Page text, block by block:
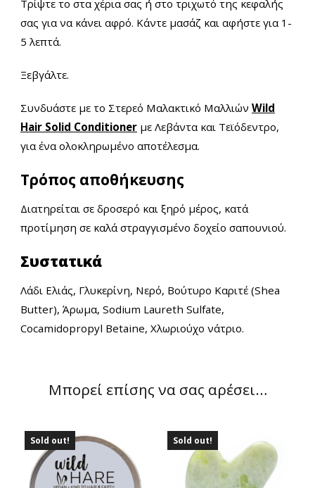
Τρίψτε το στα χέρια σας ή στο τριχωτό της κεφαλής
σας για να κάνει αφρό. Κάντε μασάζ και αφήστε για 1-
5 λεπτά.
Ξεβγάλτε.
Συνδυάστε με το Στερεό Μαλακτικό Μαλλιών Wild
Hair Solid Conditioner με Λεβάντα και Τεϊόδεντρο,
για ένα ολοκληρωμένο αποτέλεσμα.
Τρόπος αποθήκευσης
Διατηρείται σε δροσερό και ξηρό μέρος, κατά
προτίμηση σε καλά στραγγισμένο δοχείο σαπουνιού.
Συστατικά
Λάδι Ελιάς, Γλυκερίνη, Νερό, Βούτυρο Καριτέ (Shea
Butter), Άρωμα, Sodium Laureth Sulfate,
Cocamidopropyl Betaine, Χλωριούχο νάτριο.
Μπορεί επίσης να σας αρέσει…
Sold out! Sold out!